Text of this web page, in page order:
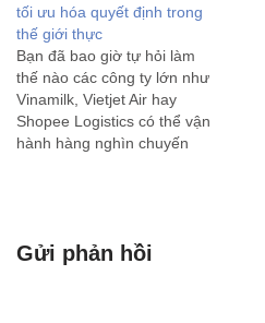
tối ưu hóa quyết định trong
thế giới thực
Bạn đã bao giờ tự hỏi làm
thế nào các công ty lớn như
Vinamilk, Vietjet Air hay
Shopee Logistics có thể vận
hành hàng nghìn chuyến
Gửi phản hồi